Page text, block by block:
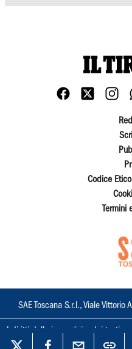
Codice
Termini
SAE Toscana S.r.l., Viale
I diritti delle immagini e dei testi
loro riproduzione con qualsiasi